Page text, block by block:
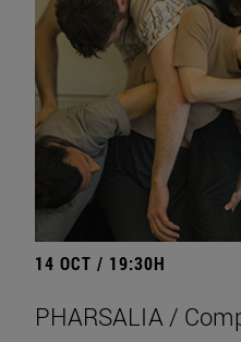
14 OCT / 19:30H
PHARSALIA /